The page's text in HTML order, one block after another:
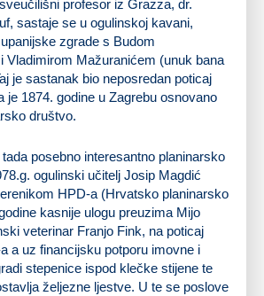
profesor iz Grazza, dr.
sastaje se u ogulinskoj kavani,
zgrade s Budom
Vladimirom Mažuranićem (unuk bana
je sastanak bio neposredan poticaj
je 1874. godine u Zagrebu osnovano
društvo.
posebno interesantno planinarsko
ogulinski učitelj Josip Magdić
HPD-a (Hrvatsko planinarsko
kasnije ulogu preuzima Mijo
veterinar Franjo Fink, na poticaj
a uz financijsku potporu imovne i
stepenice ispod klečke stijene te
željezne ljestve. U te se poslove